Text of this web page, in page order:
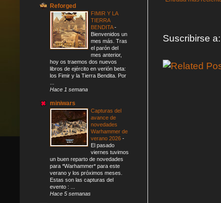
Suscribirse
Reforged
FIMIR Y LA
TIERRA
BENDITA-
Bienvenidos un
mes más. Tras
el parón del
mes anterior,
hoy os traemos dos nuevos
libros de ejército en verión beta:
los Fimir y la Tierra Bendita. Por
Hace 1 semana
miniwars
Capturas del
avance de
novedades
Warhammer de
verano 2026 -
El pasado
viernes tuvimos
un buen reparto de novedades
para *Warhammer* para este
verano y los próximos meses.
Estas son las capturas del
evento : ...
Hace 5 semanas